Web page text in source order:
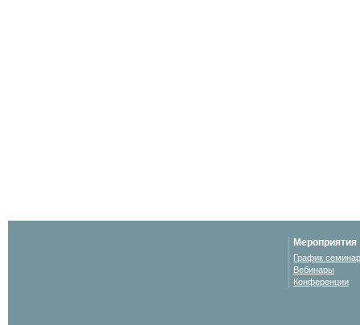
Мероприятия
График
Вебинары
Конференции